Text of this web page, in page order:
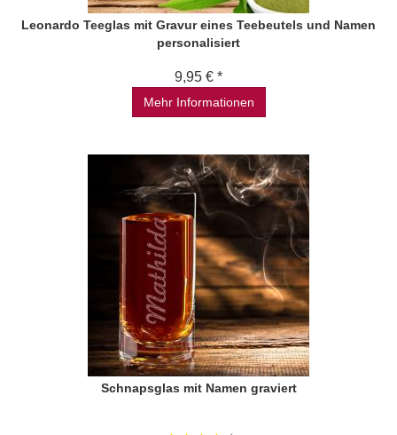
Leonardo Teeglas mit Gravur eines Teebeutels und Namen
personalisiert
9,95 € *
Mehr Informationen
Schnapsglas mit Namen graviert